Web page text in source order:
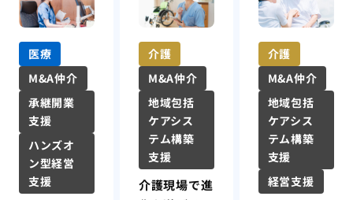
医療
M&A仲介
承継開業
支援
ハンズオ
ン型経営
支援
介護
M&A仲介
地域包括
ケアシス
テム構築
支援
介護現場で進
介護
M&A仲介
地域包括
ケアシス
テム構築
支援
経営支援